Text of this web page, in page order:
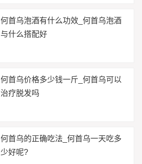
何首乌泡酒有什么功效_何首乌泡酒
与什么搭配好
何首乌价格多少钱一斤_何首乌可以
治疗脱发吗
何首乌的正确吃法_何首乌一天吃多
少好呢?